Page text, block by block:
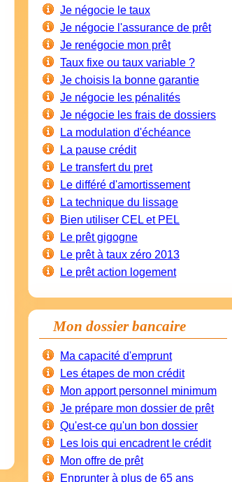
Je négocie le taux
Je négocie l'assurance de prêt
Je renégocie mon prêt
Taux fixe ou taux variable ?
Je choisis la bonne garantie
Je négocie les pénalités
Je négocie les frais de dossiers
La modulation d'échéance
La pause crédit
Le transfert du pret
Le différé d'amortissement
La technique du lissage
Bien utiliser CEL et PEL
Le prêt gigogne
Le prêt à taux zéro 2013
Le prêt action logement
Mon dossier bancaire
Ma capacité d'emprunt
Les étapes de mon crédit
Mon apport personnel minimum
Je prépare mon dossier de prêt
Qu'est-ce qu'un bon dossier
Les lois qui encadrent le crédit
Mon offre de prêt
Enprunter à plus de 65 ans